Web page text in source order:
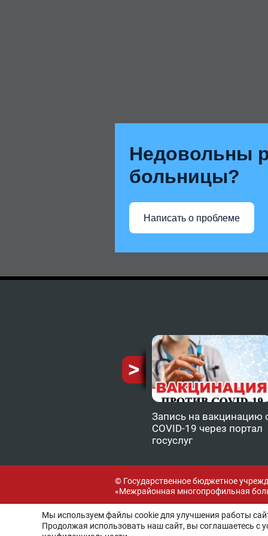
Недовольны
больницы?
Написать о проблеме
Запись на вакцинацию
COVID-19 через портал
госуслуг
© Государственное бюджетное
«Межрайонная многопрофильная
Разработка и поддержка:
Мы используем файлы cookie для улучшения работы
Продолжая использовать наш сайт, вы соглашаетесь с